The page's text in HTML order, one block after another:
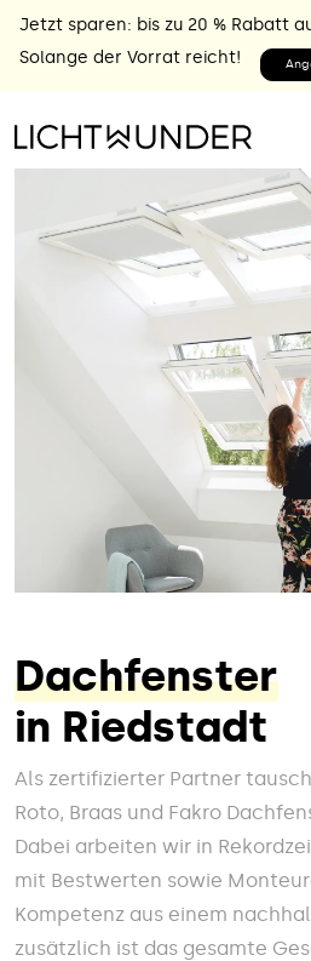
Jetzt sparen: bis zu 20 % Rabatt
Solange der Vorrat reicht!
Dachfenster
in Riedstadt
Als zertifizierter Partner
Roto, Braas und Fakro
Dabei arbeiten wir in
mit Bestwerten sowie
Kompetenz aus einem
zusätzlich ist das gesamte